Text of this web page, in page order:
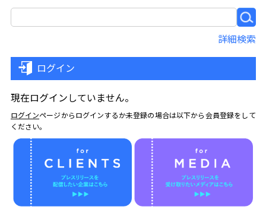
詳細検索
ログイン
現在ログインしていません。
ログインページからログインするか未登録の場合は以下から会員登録をして
ください。